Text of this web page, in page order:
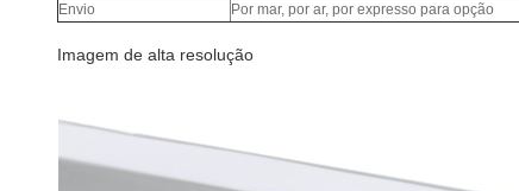
Envio
Por mar, por ar, por expresso para opção
Imagem de alta resolução